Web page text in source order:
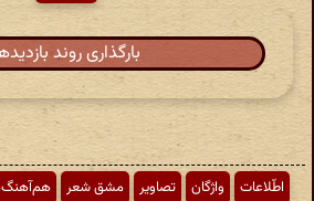
بارگذاری روند
اطّلاعات واژگان تصاویر مشق شعر